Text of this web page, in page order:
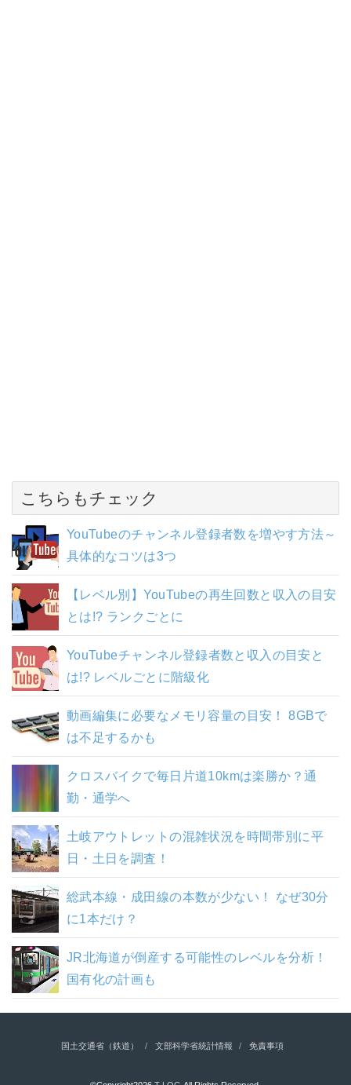
こちらもチェック
YouTubeのチャンネル登録者数を増やす方法～
具体的なコツは3つ
【レベル別】YouTubeの再生回数と収入の目安
とは!? ランクごとに
YouTubeチャンネル登録者数と収入の目安と
は!? レベルごとに階級化
動画編集に必要なメモリ容量の目安！ 8GBで
は不足するかも
クロスバイクで毎日片道10kmは楽勝か？通
勤・通学へ
土岐アウトレットの混雑状況を時間帯別に平
日・土日を調査！
総武本線・成田線の本数が少ない！ なぜ30分
に1本だけ？
JR北海道が倒産する可能性のレベルを分析！
国有化の計画も
国土交通省（鉄道） 文部科学省統計情報 免責事項